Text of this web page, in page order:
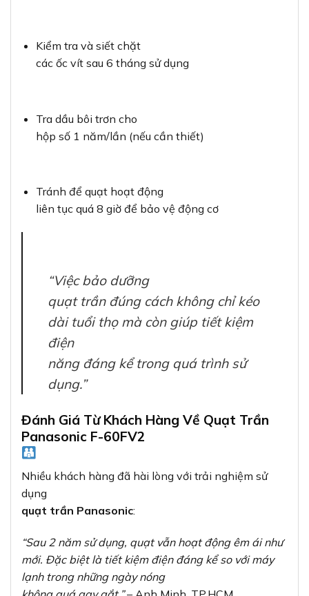
Kiểm tra và siết chặt
các ốc vít sau 6 tháng sử dụng
Tra dầu bôi trơn cho
hộp số 1 năm/lần (nếu cần thiết)
Tránh để quạt hoạt động
liên tục quá 8 giờ để bảo vệ động cơ
“Việc bảo dưỡng
quạt trần đúng cách không chỉ kéo
dài tuổi thọ mà còn giúp tiết kiệm
điện
năng đáng kể trong quá trình sử
dụng.”
Đánh Giá Từ Khách Hàng Về Quạt Trần
Panasonic F-60FV2
Nhiều khách hàng đã hài lòng với trải nghiệm sử
dụng
quạt trần Panasonic:
“Sau 2 năm sử dụng, quạt vẫn hoạt động êm ái như
mới. Đặc biệt là tiết kiệm điện đáng kể so với máy
lạnh trong những ngày nóng